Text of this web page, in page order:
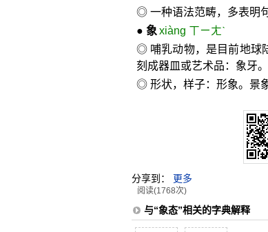
◎ 一种语法范畴，多表明
● 象 xiàng ㄒㄧㄤˋ
◎ 哺乳动物，是目前地球
刻成器皿或艺术品：象牙
◎ 形状，样子：形象。景
分享到： 更多
阅读(1768次)
与“象态”相关的字典解释